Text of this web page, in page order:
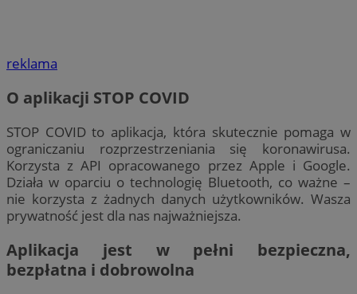
reklama
O aplikacji STOP COVID
STOP COVID to aplikacja, która skutecznie pomaga w
ograniczaniu rozprzestrzeniania się koronawirusa.
Korzysta z API opracowanego przez Apple i Google.
Działa w oparciu o technologię Bluetooth, co ważne –
nie korzysta z żadnych danych użytkowników. Wasza
prywatność jest dla nas najważniejsza.
Aplikacja jest w pełni bezpieczna,
bezpłatna i dobrowolna